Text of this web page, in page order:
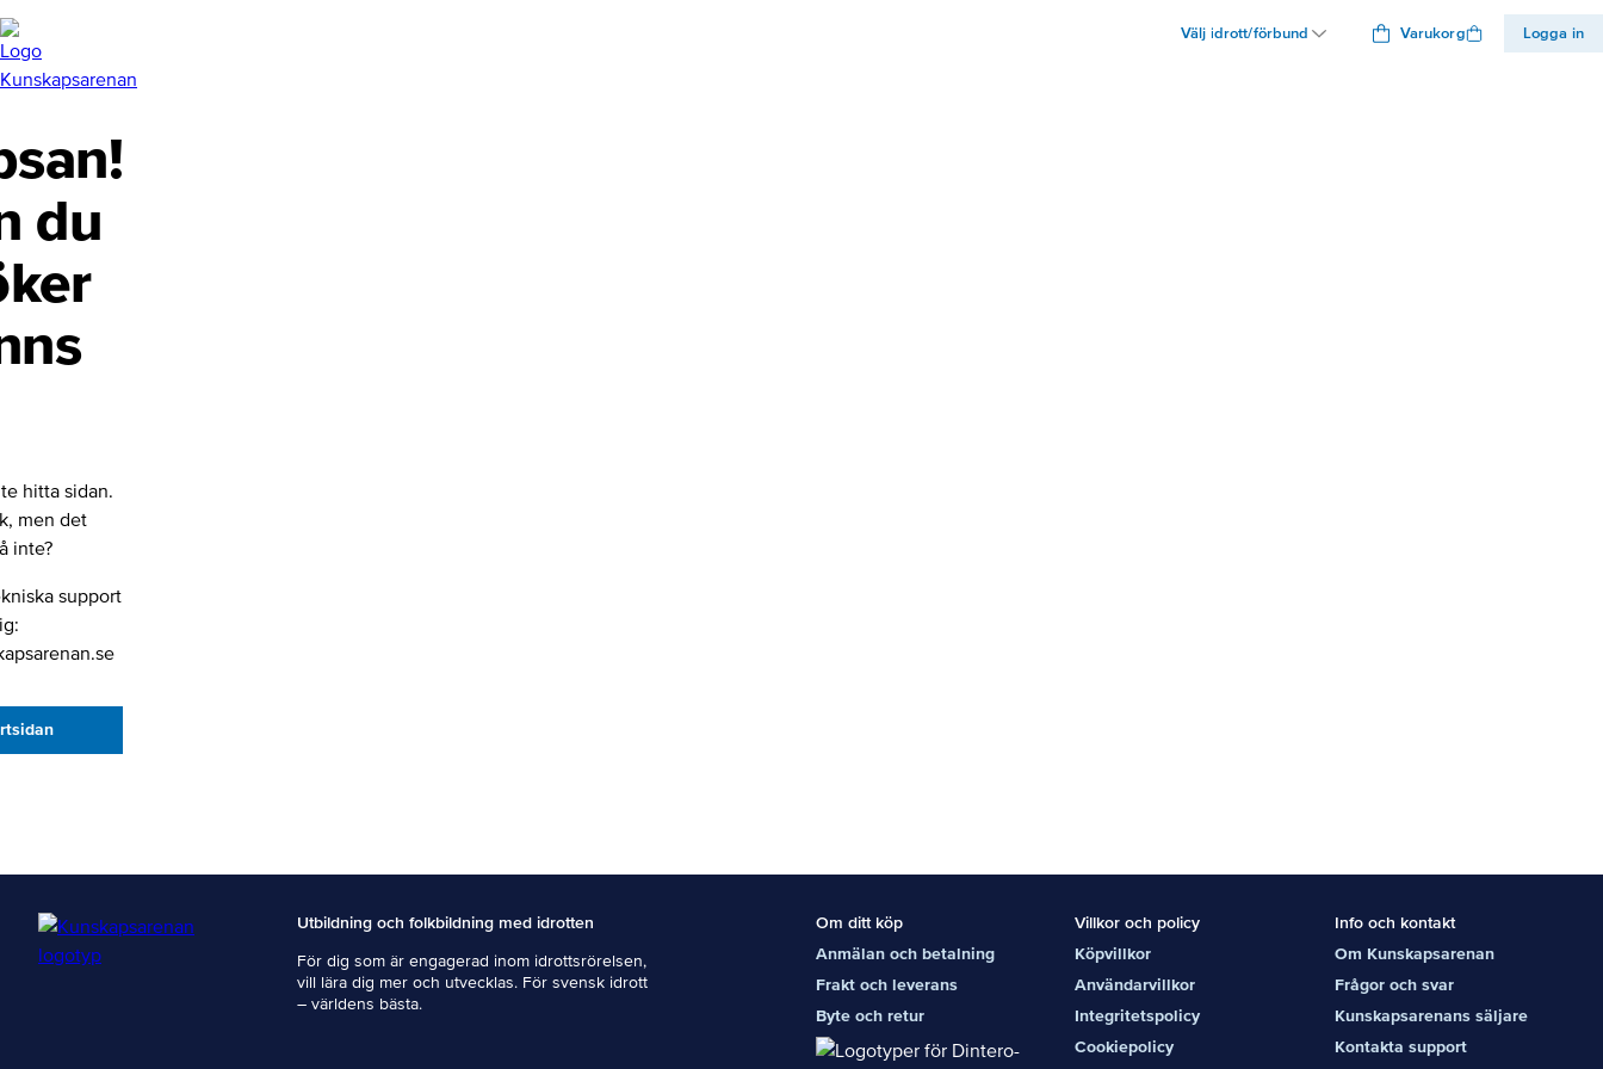
Välj idrott/förbund Varukorg Logga in
du
hitta sidan.
men det
inte?
support
Utbildning och folkbildning med idrotten
För dig som är engagerad inom idrottsrörelsen,
vill lära dig mer och utvecklas. För svensk idrott
– världens bästa.
Om ditt köp
Anmälan och betalning
Frakt och leverans
Byte och retur
Villkor och policy
Köpvillkor
Användarvillkor
Integritetspolicy
Cookiepolicy
Info och kontakt
Om Kunskapsarenan
Frågor och svar
Kunskapsarenans säljare
Kontakta support